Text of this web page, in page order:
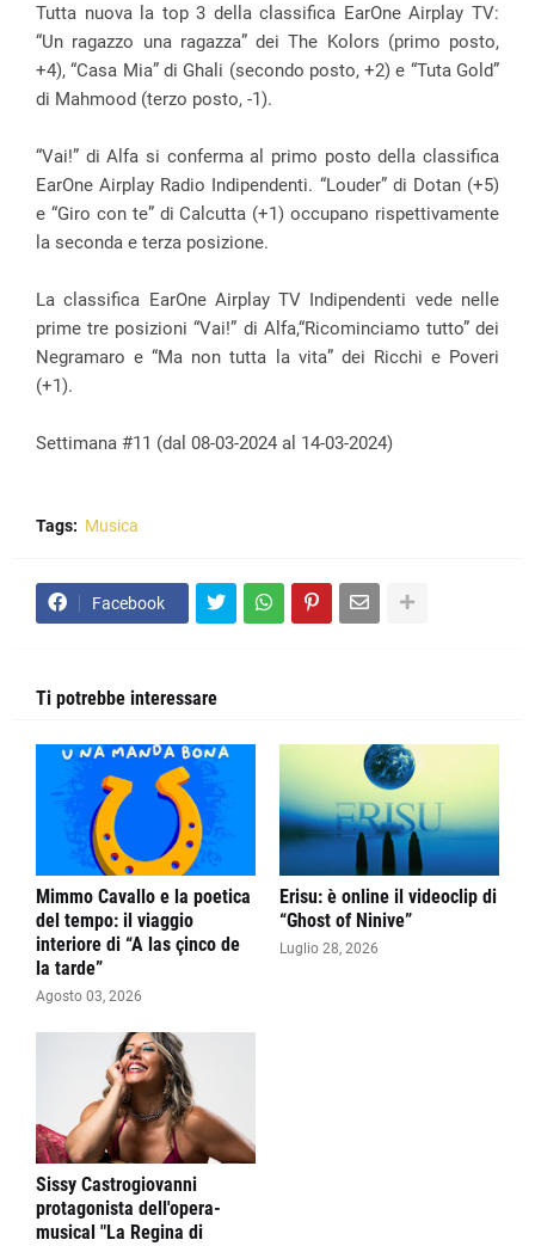
Tutta nuova la top 3 della classifica EarOne Airplay TV:
“Un ragazzo una ragazza” dei The Kolors (primo posto,
+4), “Casa Mia” di Ghali (secondo posto, +2) e “Tuta Gold”
di Mahmood (terzo posto, -1).
“Vai!” di Alfa si conferma al primo posto della classifica
EarOne Airplay Radio Indipendenti. “Louder” di Dotan (+5)
e “Giro con te” di Calcutta (+1) occupano rispettivamente
la seconda e terza posizione.
La classifica EarOne Airplay TV Indipendenti vede nelle
prime tre posizioni “Vai!” di Alfa,“Ricominciamo tutto” dei
Negramaro e “Ma non tutta la vita” dei Ricchi e Poveri
(+1).
Settimana #11 (dal 08-03-2024 al 14-03-2024)
Tags: Musica
Facebook
Ti potrebbe interessare
Mimmo Cavallo e la poetica
del tempo: il viaggio
interiore di “A las çinco de
la tarde”
Agosto 03, 2026
Erisu: è online il videoclip di
“Ghost of Ninive”
Luglio 28, 2026
Sissy Castrogiovanni
protagonista dell'opera-
musical "La Regina di